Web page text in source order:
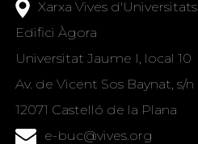
Xarxa Vives d'Universitats
Edifici Àgora
Universitat Jaume I, local 10
Av. de Vicent Sos Baynat, s/n
12071 Castelló de la Plana
e-buc@vives.org